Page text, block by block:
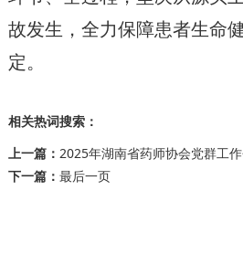
故发生，全力保障患者生命
定。
相关热词搜索：
上一篇： 2025年湖南省药师协会党群工
下一篇： 最后一页